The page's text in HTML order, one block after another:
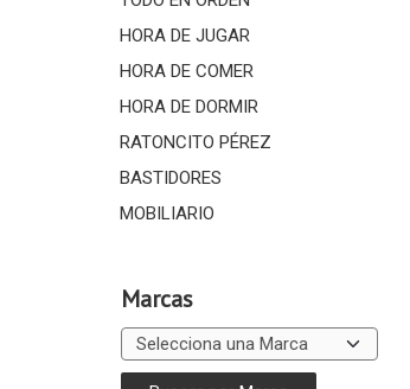
HORA DE JUGAR
HORA DE COMER
HORA DE DORMIR
RATONCITO PÉREZ
BASTIDORES
MOBILIARIO
Marcas